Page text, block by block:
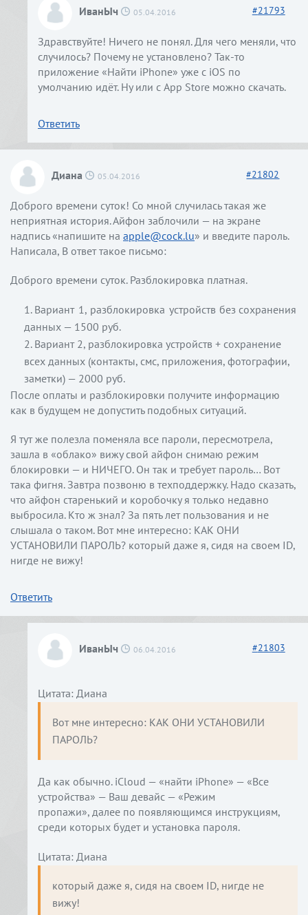
ИванЫч 05.04.2016 #21793
Здравствуйте! Ничего не понял. Для чего меняли, что
случилось? Почему не установлено? Так-то
приложение «Найти iPhone» уже с iOS по
умолчанию идёт. Ну или с App Store можно скачать.
Ответить
Диана 05.04.2016 #21802
Доброго времени суток! Со мной случилась такая же
неприятная история. Айфон заблочили — на экране
надпись «напишите на apple@cock.lu» и введите пароль.
Написала, В ответ такое письмо:
Доброго времени суток. Разблокировка платная.
Вариант 1, разблокировка устройствбез сохранения
данных — 1500 руб.
Вариант 2, разблокировка устройств + сохранение
всех данных (контакты, смс, приложения, фотографии,
заметки) — 2000 руб.
После оплаты и разблокировки получите информацию
как в будущем не допустить подобных ситуаций.
Я тут же полезла поменяла все пароли, пересмотрела,
зашла в «облако» вижу свой айфон снимаю режим
блокировки — и НИЧЕГО. Он так и требует пароль… Вот
така фигня. Завтра позвоню в техподдержку. Надо сказать,
что айфон старенький и коробочку я только недавно
выбросила. Кто ж знал? За пять лет пользования и не
слышала о таком. Вот мне интересно: КАК ОНИ
УСТАНОВИЛИ ПАРОЛЬ? который даже я, сидя на своем ID,
нигде не вижу!
Ответить
ИванЫч 06.04.2016 #21803
Цитата: Диана
Вот мне интересно: КАК ОНИ УСТАНОВИЛИ
ПАРОЛЬ?
Да как обычно. iCloud — «найти iPhone» — «Все
устройства» — Ваш девайс — «Режим
пропажи», далее по появляющимся инструкциям,
среди которых будет и установка пароля.
Цитата: Диана
который даже я, сидя на своем ID, нигде не
вижу!